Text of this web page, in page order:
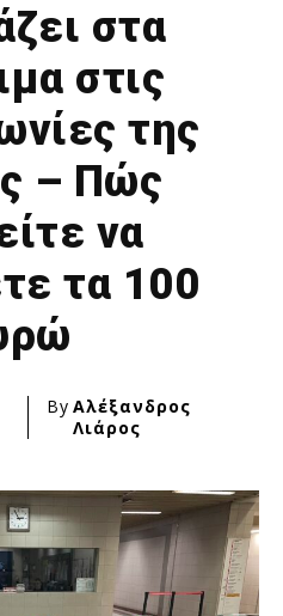
στα
στις
της
– Πώς
να
τα 100
By Αλέξανδρος
Λιάρος